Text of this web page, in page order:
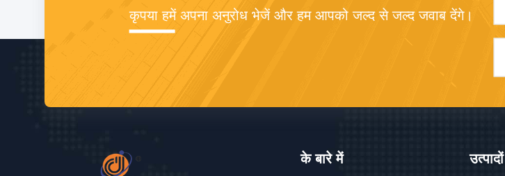
कृपया हमें अपना अनुरोध भेजें और हम आपको जल्द से जल्द जवाब देंगे।
के बारे में उत्पादों